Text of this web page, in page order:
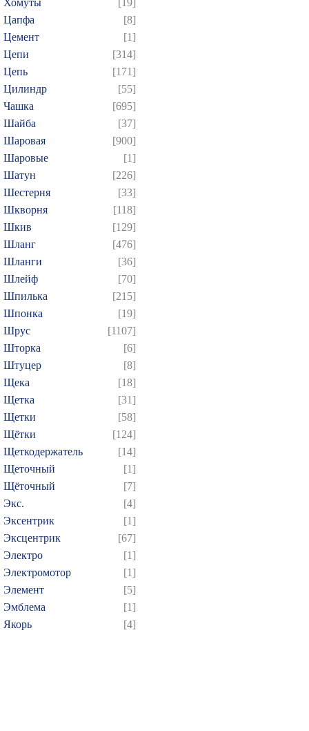
Хомуты
[19]
Цапфа
[8]
Цемент
[1]
Цепи
[314]
Цепь
[171]
Цилиндр
[55]
Чашка
[695]
Шайба
[37]
Шаровая
[900]
Шаровые
[1]
Шатун
[226]
Шестерня
[33]
Шкворня
[118]
Шкив
[129]
Шланг
[476]
Шланги
[36]
Шлейф
[70]
Шпилька
[215]
Шпонка
[19]
Шрус
[1107]
Шторка
[6]
Штуцер
[8]
Щека
[18]
Щетка
[31]
Щетки
[58]
Щётки
[124]
Щеткодержатель
[14]
Щеточный
[1]
Щёточный
[7]
Экс.
[4]
Эксентрик
[1]
Эксцентрик
[67]
Электро
[1]
Электромотор
[1]
Элемент
[5]
Эмблема
[1]
Якорь
[4]